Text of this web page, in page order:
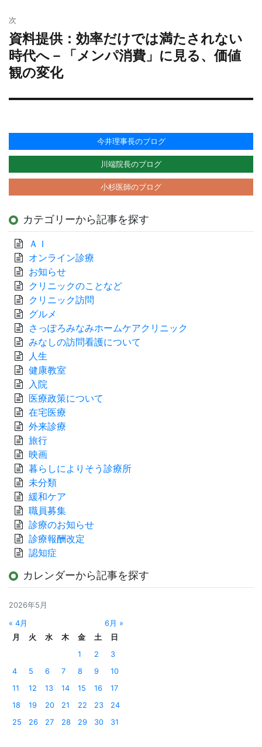
シ
ョ
ン
次
次
の
投
稿:
資料提供：効率だけでは満たされない
時代へ－「メンパ消費」に見る、価値
観の変化
今井理事長のブログ
川端院長のブログ
小杉医師のブログ
カテゴリーから記事を探す
ＡＩ
オンライン診療
お知らせ
クリニックのことなど
クリニック訪問
グルメ
さっぽろみなみホームケアクリニック
みなしの訪問看護について
人生
健康教室
入院
医療政策について
在宅医療
外来診療
旅行
映画
暮らしによりそう診療所
未分類
緩和ケア
職員募集
診療のお知らせ
診療報酬改定
認知症
カレンダーから記事を探す
2026年5月
« 4月
6月 »
月
火 水 木 金 土
日
1
2
3
4
5 6 7 8 9
10
11
12 13 14 15 16
17
18
19 20 21 22 23
24
25
26 27 28 29 30 31